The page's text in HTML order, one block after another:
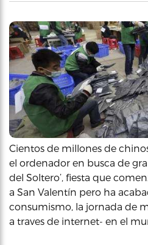
Cientos de millones de
el ordenador en busca de
del Soltero’, fiesta que
a San Valentín pero ha
consumismo, la jornada de
a traves de internet- en el